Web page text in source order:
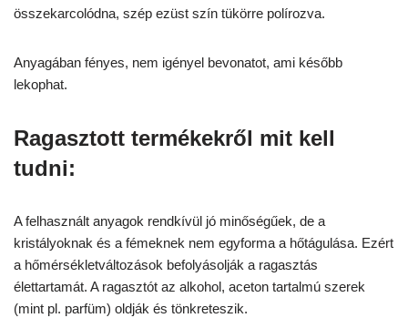
összekarcolódna, szép ezüst szín tükörre polírozva.
Anyagában fényes, nem igényel bevonatot, ami később
lekophat.
Ragasztott termékekről mit kell
tudni:
A felhasznált anyagok rendkívül jó minőségűek, de a
kristályoknak és a fémeknek nem egyforma a hőtágulása. Ezért
a hőmérsékletváltozások befolyásolják a ragasztás
élettartamát. A ragasztót az alkohol, aceton tartalmú szerek
(mint pl. parfüm) oldják és tönkreteszik.